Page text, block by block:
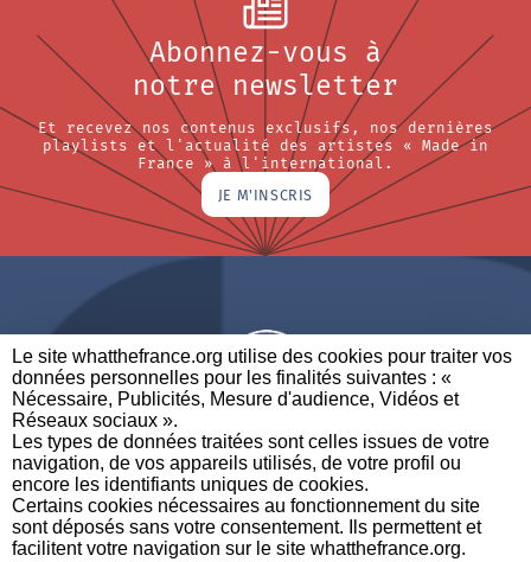
Le site whatthefrance.org utilise des cookies pour traiter vos
données personnelles pour les finalités suivantes : «
Nécessaire, Publicités, Mesure d'audience, Vidéos et
Réseaux sociaux ». ​
Les types de données traitées sont celles issues de votre
navigation, de vos appareils utilisés, de votre profil ou
encore les identifiants uniques de cookies. ​
Certains cookies nécessaires au fonctionnement du site
sont déposés sans votre consentement. Ils permettent et
facilitent votre navigation sur le site whatthefrance.org. ​
Abonnez-vous à
notre newsletter
Et recevez nos contenus exclusifs, nos dernières
playlists et l'actualité des artistes « Made in
France » à l'international.
JE M'INSCRIS
A BRAND OF
PARTENAIRES CONTACTEZ-NOUS MENTIONS LÉGALES